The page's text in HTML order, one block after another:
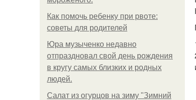
Как помочь ребенку при рвоте:
советы для родителей
Юра музыченко недавно
отпраздновал свой день рождения
в кругу самых близких и родных
людей.
Салат из огурцов на зиму "Зимний